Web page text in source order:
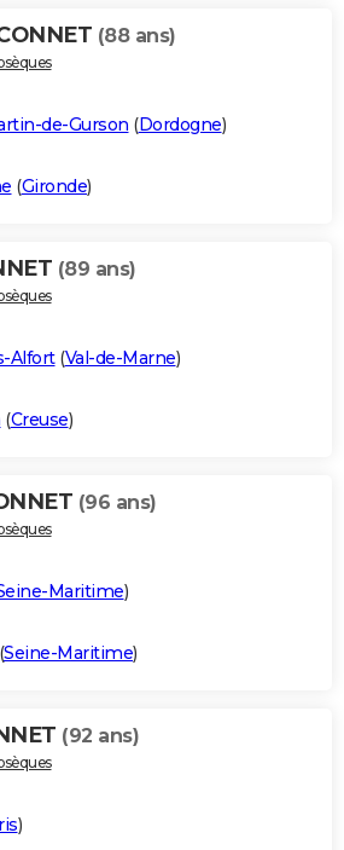
(88 ans)
de-Gurson (Dordogne)
(Gironde)
(89 ans)
Alfort(Val-de-Marne)
(Creuse)
(96 ans)
Maritime)
(Seine-Maritime)
(92 ans)
)